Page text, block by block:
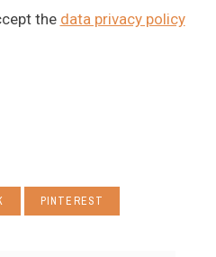
the data privacy policy
PINTEREST